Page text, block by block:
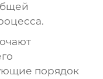
порядок